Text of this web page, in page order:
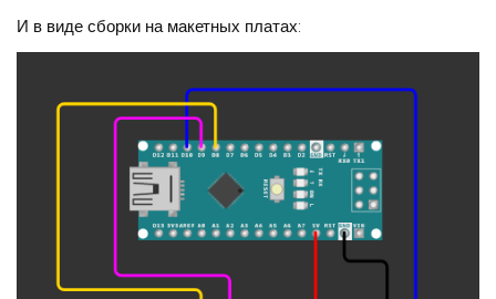
И в виде сборки на макетных платах: